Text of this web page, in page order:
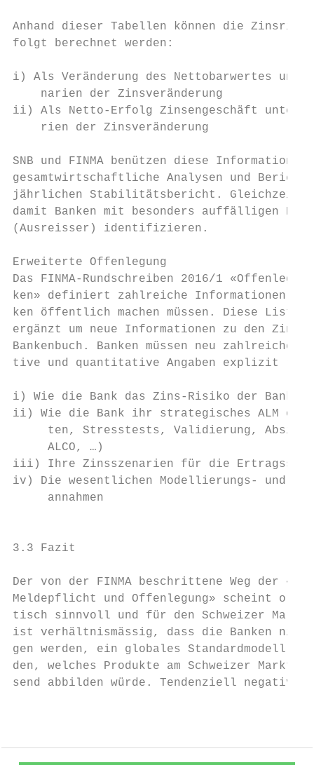
Anhand dieser Tabellen können die
folgt berechnet werden:
i) Als Veränderung des
narien der Zinsveränderung
ii) Als Netto-Erfolg Zinsengeschäft
rien der Zinsveränderung
SNB und FINMA benützen diese
gesamtwirtschaftliche Analysen und
jährlichen Stabilitätsbericht.
damit Banken mit besonders
(Ausreisser) identifizieren.
Erweiterte Offenlegung
Das FINMA-Rundschreiben 2016/1
ken» definiert zahlreiche Informationen,
ken öffentlich machen müssen. Diese
ergänzt um neue Informationen zu den
Bankenbuch. Banken müssen neu
tive und quantitative Angaben explizit
i) Wie die Bank das Zins-Risiko der
ii) Wie die Bank ihr strategisches ALM
ten, Stresstests, Validierung,
ALCO, …)
iii) Ihre Zinsszenarien für die
iv) Die wesentlichen Modellierungs- und
annahmen
3.3 Fazit
Der von der FINMA beschrittene Weg der
Meldepflicht und Offenlegung» scheint
tisch sinnvoll und für den Schweizer
ist verhältnismässig, dass die Banken
gen werden, ein globales
den, welches Produkte am Schweizer
send abbilden würde. Tendenziell